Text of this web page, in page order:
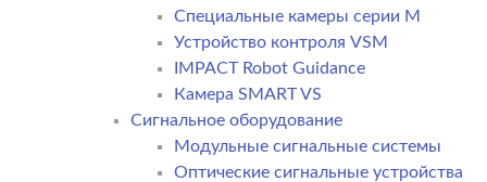
Специальные камеры серии M
Устройство контроля VSM
IMPACT Robot Guidance
Камера SMART VS
Cигнальное оборудование
Модульные сигнальные системы
Оптические сигнальные устройства